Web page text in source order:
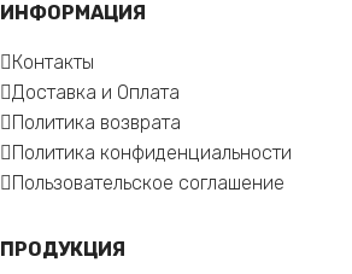
ИНФОРМАЦИЯ
Контакты
Доставка и Оплата
Политика возврата
Политика конфиденциальности
Пользовательское соглашение
ПРОДУКЦИЯ